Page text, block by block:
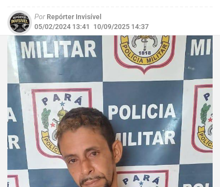
Por Repórter Invisível
05/02/2024 13:41 10/09/2025 14:37